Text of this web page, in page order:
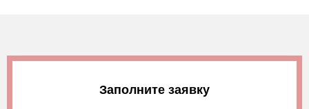
Заполните заявку